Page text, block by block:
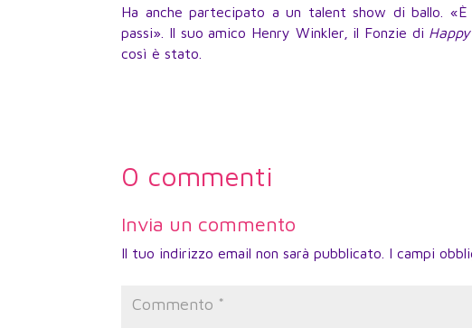
Ha anche partecipato a un talent show di ballo.
passi». Il suo amico Henry Winkler, il Fonzie di
così è stato.
0 commenti
Invia un commento
Il tuo indirizzo email non sarà pubblicato. I campi